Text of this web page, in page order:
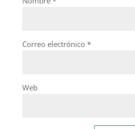
Correo electrónico *
Web